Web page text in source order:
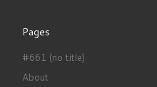
Pages
#661 (no title)
About